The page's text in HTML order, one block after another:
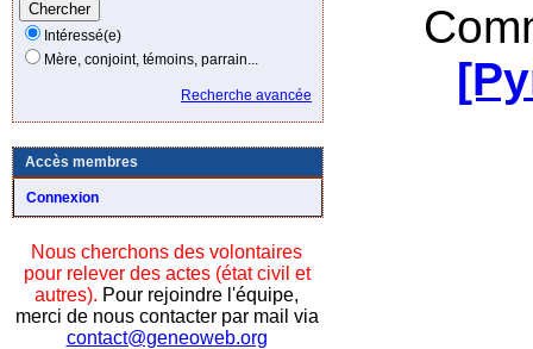
Intéressé(e)
Mère, conjoint, témoins, parrain...
Recherche avancée
Accès membres
Connexion
Nous cherchons des volontaires
pour relever des actes (état civil et
autres). Pour rejoindre l'équipe,
merci de nous contacter par mail via
contact@geneoweb.org